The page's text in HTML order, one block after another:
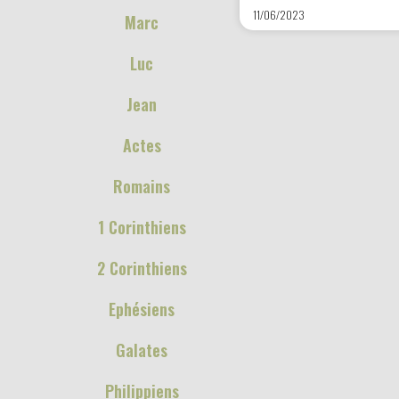
Marc
Luc
Jean
Actes
Romains
1 Corinthiens
2 Corinthiens
Ephésiens
Galates
Philippiens
11/06/2023